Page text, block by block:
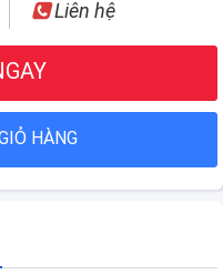
Liên hệ
HÀNG